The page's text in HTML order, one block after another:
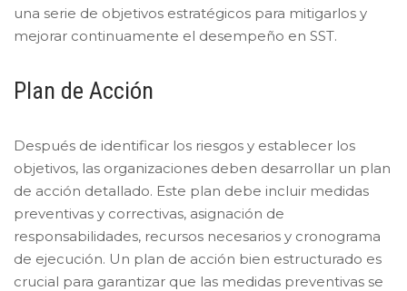
una serie de objetivos estratégicos para mitigarlos y
mejorar continuamente el desempeño en SST.
Plan de Acción
Después de identificar los riesgos y establecer los
objetivos, las organizaciones deben desarrollar un plan
de acción detallado. Este plan debe incluir medidas
preventivas y correctivas, asignación de
responsabilidades, recursos necesarios y cronograma
de ejecución. Un plan de acción bien estructurado es
crucial para garantizar que las medidas preventivas se